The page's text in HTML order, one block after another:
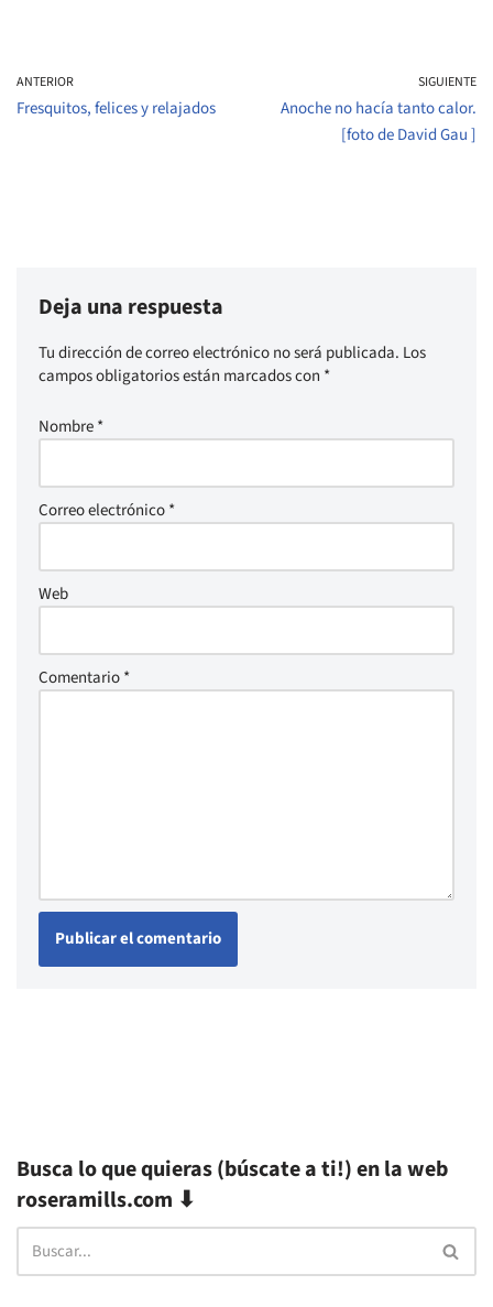
ANTERIOR
Fresquitos, felices y relajados
SIGUIENTE
Anoche no hacía tanto calor.
[foto de David Gau ]
Deja una respuesta
Tu dirección de correo electrónico no será publicada. Los
campos obligatorios están marcados con *
Nombre*
Correo electrónico*
Web
Comentario*
Busca lo que quieras (búscate a ti!) en la web
roseramills.com ⬇